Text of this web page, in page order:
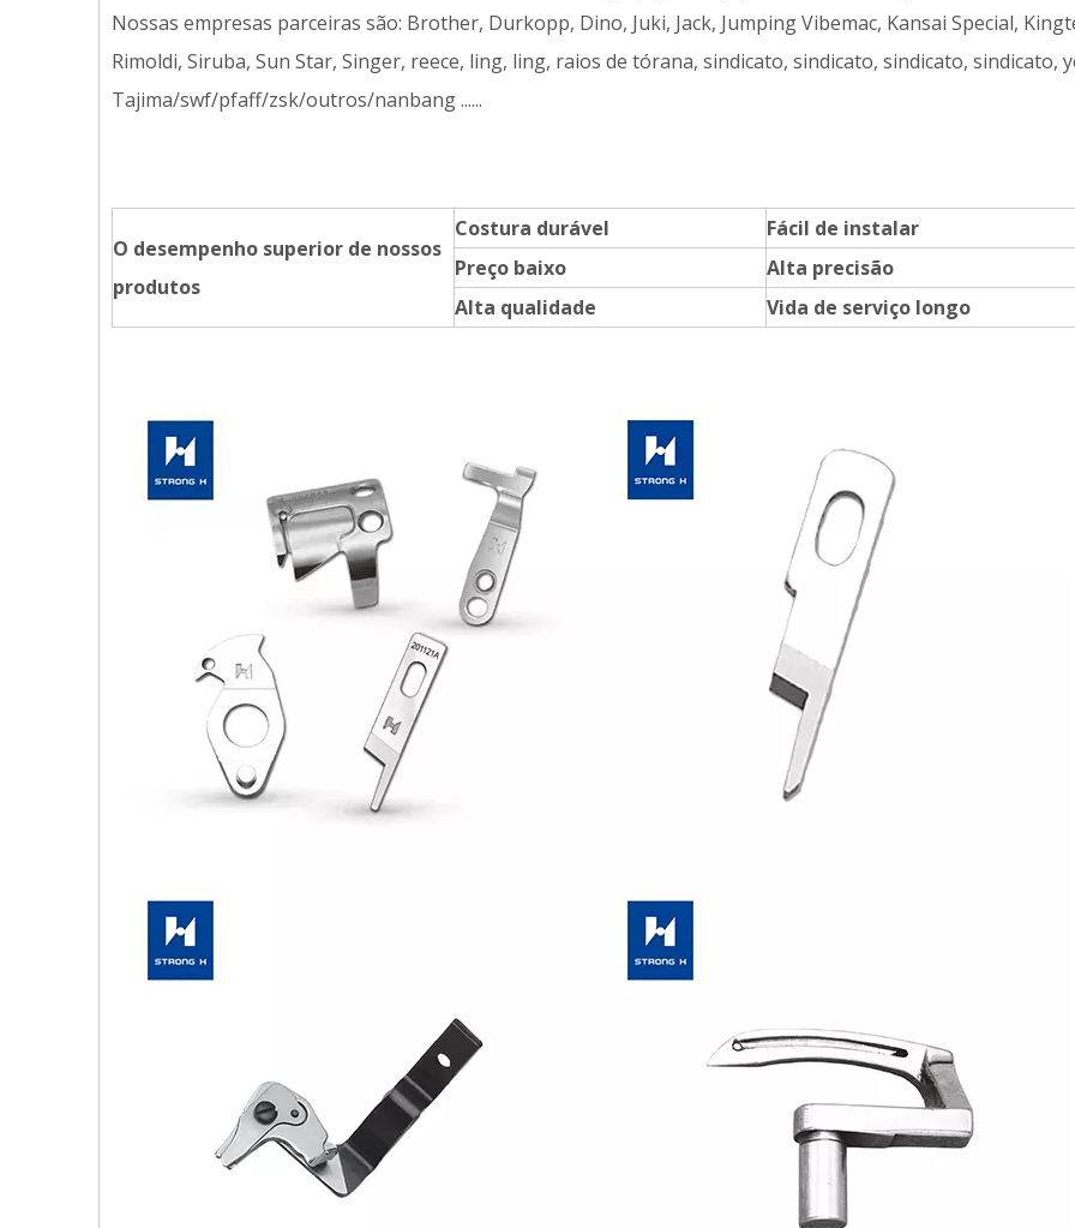
Nossas empresas parceiras são: Brother, Durkopp, Dino, Juki, Jack, Jumping Vibemac, Kansai Special,
Rimoldi, Siruba, Sun Star, Singer, reece, ling, ling, raios de tórana, sindicato, sindicato, sindicato, sindicato,
Tajima/swf/pfaff/zsk/outros/nanbang ......
O desempenho superior de nossos
produtos
Costura durável Fácil de instalar
Preço baixo
Alta precisão
Alta qualidade
Vida de serviço longo